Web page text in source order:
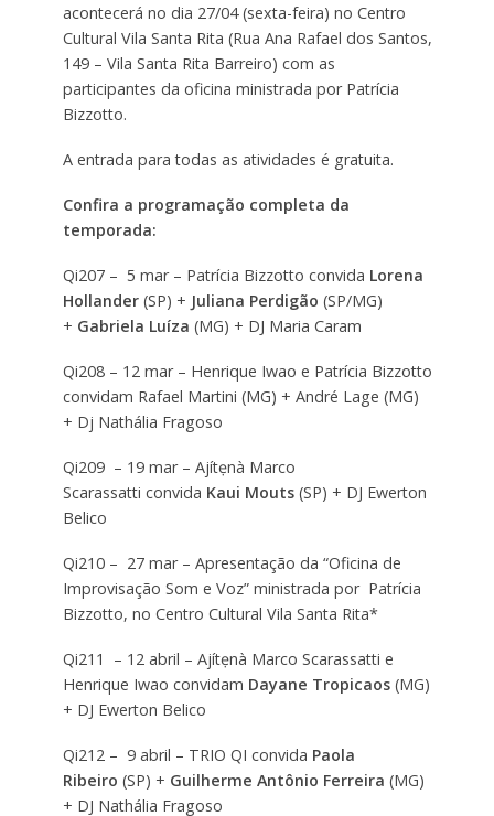
acontecerá no dia 27/04 (sexta-feira) no Centro
Cultural Vila Santa Rita (Rua Ana Rafael dos Santos,
149 – Vila Santa Rita Barreiro) com as
participantes da oficina ministrada por Patrícia
Bizzotto.
A entrada para todas as atividades é gratuita.
Confira a programação completa da
temporada:
Qi207 – 5 mar – Patrícia Bizzotto convida Lorena
Hollander(SP) + Juliana Perdigão (SP/MG)
+ Gabriela Luíza (MG) + DJ Maria Caram
Qi208 – 12 mar – Henrique Iwao e Patrícia Bizzotto
convidam Rafael Martini (MG) + André Lage (MG)
+ Dj Nathália Fragoso
Qi209 – 19 mar – Ajítẹnà Marco
Scarassatti convida Kaui Mouts(SP) + DJ Ewerton
Belico
Qi210 – 27 mar – Apresentação da “Oficina de
Improvisação Som e Voz” ministrada por Patrícia
Bizzotto, no Centro Cultural Vila Santa Rita*
Qi211 – 12 abril – Ajítẹnà Marco Scarassatti e
Henrique Iwao convidam Dayane Tropicaos(MG)
+ DJ Ewerton Belico
Qi212 – 9 abril – TRIO QI convida Paola
Ribeiro (SP) + Guilherme Antônio Ferreira (MG)
+ DJ Nathália Fragoso